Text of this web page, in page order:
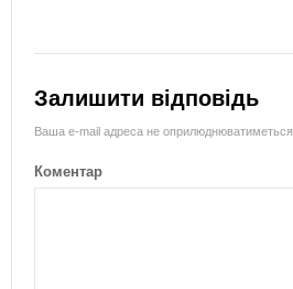
Залишити відповідь
Ваша e-mail адреса не оприлюднюватиметься.
Коментар